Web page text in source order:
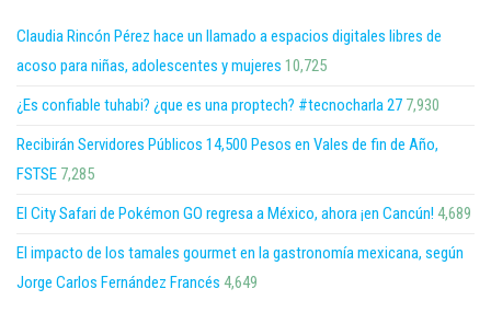
Claudia Rincón Pérez hace un llamado a espacios digitales libres de
acoso para niñas, adolescentes y mujeres 10,725
¿Es confiable tuhabi? ¿que es una proptech? #tecnocharla 27 7,930
Recibirán Servidores Públicos 14,500 Pesos en Vales de fin de Año,
FSTSE 7,285
El City Safari de Pokémon GO regresa a México, ahora ¡en Cancún! 4,689
El impacto de los tamales gourmet en la gastronomía mexicana, según
Jorge Carlos Fernández Francés 4,649